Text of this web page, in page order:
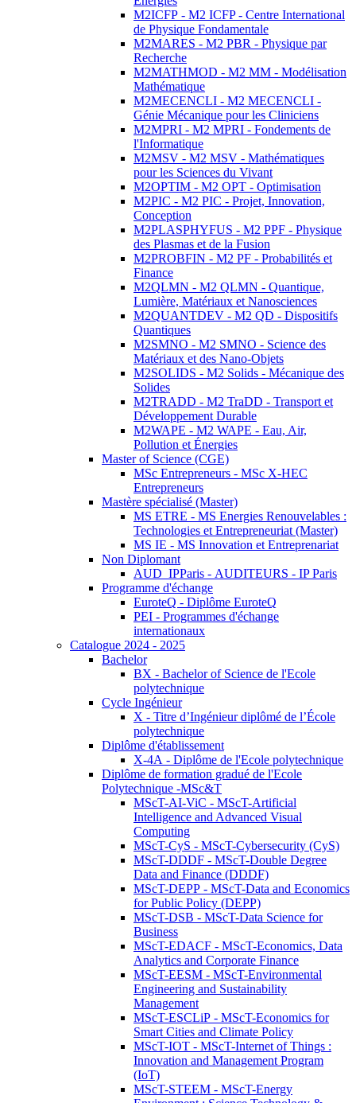
M2ICFP - M2 ICFP - Centre International
de Physique Fondamentale
M2MARES - M2 PBR - Physique par
Recherche
M2MATHMOD - M2 MM - Modélisation
Mathématique
M2MECENCLI - M2 MECENCLI -
Génie Mécanique pour les Cliniciens
M2MPRI - M2 MPRI - Fondements de
l'Informatique
M2MSV - M2 MSV - Mathématiques
pour les Sciences du Vivant
M2OPTIM - M2 OPT - Optimisation
M2PIC - M2 PIC - Projet, Innovation,
Conception
M2PLASPHYFUS - M2 PPF - Physique
des Plasmas et de la Fusion
M2PROBFIN - M2 PF - Probabilités et
Finance
M2QLMN - M2 QLMN - Quantique,
Lumière, Matériaux et Nanosciences
M2QUANTDEV - M2 QD - Dispositifs
Quantiques
M2SMNO - M2 SMNO - Science des
Matériaux et des Nano-Objets
M2SOLIDS - M2 Solids - Mécanique des
Solides
M2TRADD - M2 TraDD - Transport et
Développement Durable
M2WAPE - M2 WAPE - Eau, Air,
Pollution et Énergies
Master of Science (CGE)
MSc Entrepreneurs - MSc X-HEC
Entrepreneurs
Mastère spécialisé (Master)
MS ETRE - MS Energies Renouvelables :
Technologies et Entrepreneuriat (Master)
MS IE - MS Innovation et Entreprenariat
Non Diplomant
AUD_IPParis - AUDITEURS - IP Paris
Programme d'échange
EuroteQ - Diplôme EuroteQ
PEI - Programmes d'échange
internationaux
Catalogue 2024 - 2025
Bachelor
BX - Bachelor of Science de l'Ecole
polytechnique
Cycle Ingénieur
X - Titre d’Ingénieur diplômé de l’École
polytechnique
Diplôme d'établissement
X-4A - Diplôme de l'Ecole polytechnique
Diplôme de formation gradué de l'Ecole
Polytechnique -MSc&T
MScT-AI-ViC - MScT-Artificial
Intelligence and Advanced Visual
Computing
MScT-CyS - MScT-Cybersecurity (CyS)
MScT-DDDF - MScT-Double Degree
Data and Finance (DDDF)
MScT-DEPP - MScT-Data and Economics
for Public Policy (DEPP)
MScT-DSB - MScT-Data Science for
Business
MScT-EDACF - MScT-Economics, Data
Analytics and Corporate Finance
MScT-EESM - MScT-Environmental
Engineering and Sustainability
Management
MScT-ESCLiP - MScT-Economics for
Smart Cities and Climate Policy
MScT-IOT - MScT-Internet of Things :
Innovation and Management Program
(IoT)
MScT-STEEM - MScT-Energy